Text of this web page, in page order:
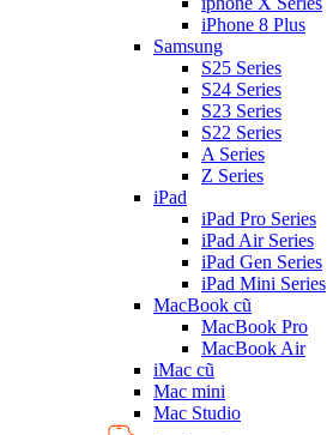
iPhone 8 Plus
Samsung
S25 Series
S24 Series
S23 Series
S22 Series
A Series
Z Series
iPad
iPad Pro Series
iPad Air Series
iPad Gen Series
iPad Mini Series
MacBook cũ
MacBook Pro
MacBook Air
iMac cũ
Mac mini
Mac Studio